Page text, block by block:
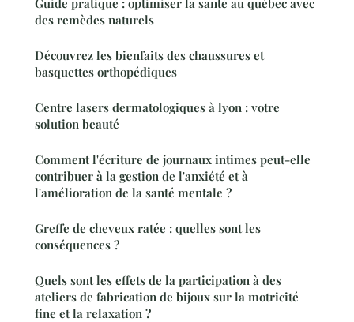
des remèdes naturels
Découvrez les bienfaits des chaussures et
basquettes orthopédiques
Centre lasers dermatologiques à lyon : votre
solution beauté
Comment l'écriture de journaux intimes peut-elle
contribuer à la gestion de l'anxiété et à
l'amélioration de la santé mentale ?
Greffe de cheveux ratée : quelles sont les
conséquences ?
Quels sont les effets de la participation à des
ateliers de fabrication de bijoux sur la motricité
fine et la relaxation ?